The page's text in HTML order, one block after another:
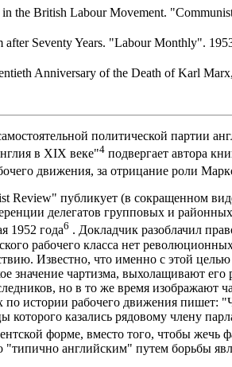
the British Labour Movement.
after Seventy Years. "Labour Monthly".
Anniversary of the Death of Karl
политической партии
в XIX веке"4 подвергает автора
движения, за отрицание роли
Review" публикует (в сокращенном
делегатов групповых и
1952 года6 . Докладчик разоблачил
рабочего класса нет
Известно, что именно с этой
значение чартизма, выхолащивают
но в то же время изображают
по истории рабочего движения пишет:
которого казались рядовому члену
форме, вместо того, чтобы жечь
"типично английским" путем борьбы